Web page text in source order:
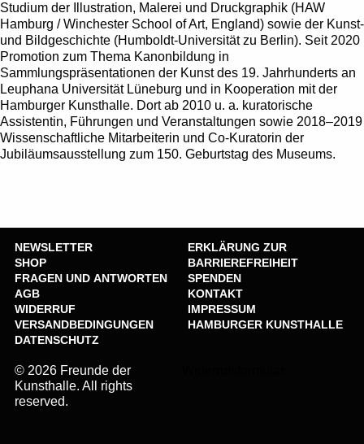
Studium der Illustration, Malerei und Druckgraphik (HAW
Hamburg / Winchester School of Art, England) sowie der Kunst-
und Bildgeschichte (Humboldt-Universität zu Berlin). Seit 2020
Promotion zum Thema Kanonbildung in
Sammlungspräsentationen der Kunst des 19. Jahrhunderts an
Leuphana Universität Lüneburg und in Kooperation mit der
Hamburger Kunsthalle. Dort ab 2010 u. a. kuratorische
Assistentin, Führungen und Veranstaltungen sowie 2018–2019
Wissenschaftliche Mitarbeiterin und Co-Kuratorin der
Jubiläumsausstellung zum 150. Geburtstag des Museums.
© 2026 Freunde der
Kunsthalle. All rights
reserved.
NEWSLETTER
SHOP
FRAGEN UND ANTWORTEN
AGB
WIDERRUF
VERSANDBEDINGUNGEN
DATENSCHUTZ
ERKLÄRUNG ZUR
BARRIEREFREIHEIT
SPENDEN
KONTAKT
IMPRESSUM
HAMBURGER KUNSTHALLE